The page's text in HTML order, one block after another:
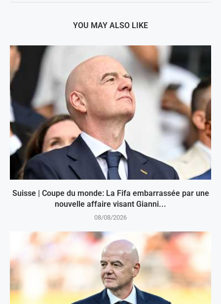
YOU MAY ALSO LIKE
Suisse | Coupe du monde: La Fifa embarrassée par une
nouvelle affaire visant Gianni...
08/08/2026